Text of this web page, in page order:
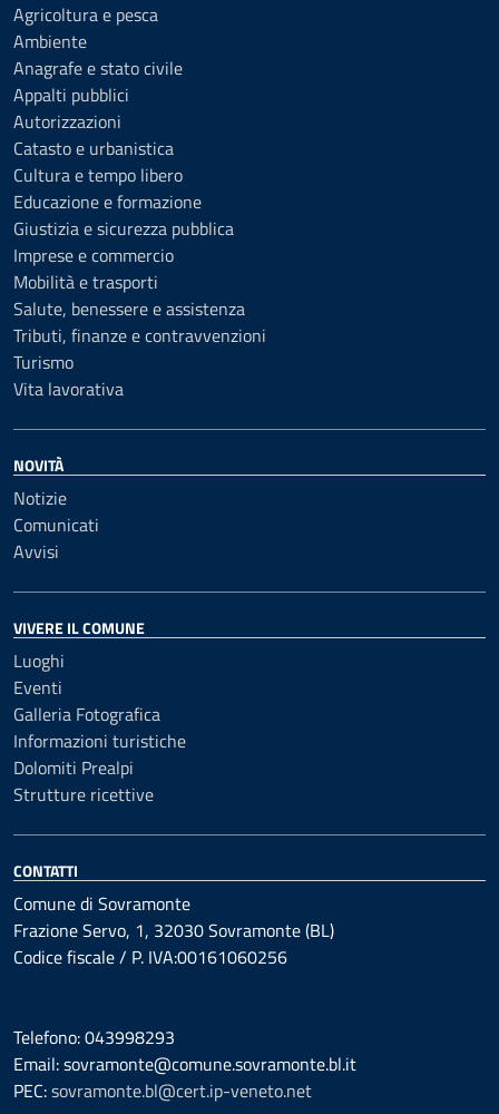
Agricoltura e pesca
Ambiente
Anagrafe e stato civile
Appalti pubblici
Autorizzazioni
Catasto e urbanistica
Cultura e tempo libero
Educazione e formazione
Giustizia e sicurezza pubblica
Imprese e commercio
Mobilità e trasporti
Salute, benessere e assistenza
Tributi, finanze e contravvenzioni
Turismo
Vita lavorativa
NOVITÀ
Notizie
Comunicati
Avvisi
VIVERE IL COMUNE
Luoghi
Eventi
Galleria Fotografica
Informazioni turistiche
Dolomiti Prealpi
Strutture ricettive
CONTATTI
Comune di Sovramonte
Frazione Servo, 1, 32030 Sovramonte (BL)
Codice fiscale / P. IVA:00161060256
Telefono: 043998293
Email: sovramonte@comune.sovramonte.bl.it
PEC:sovramonte.bl@cert.ip-veneto.net